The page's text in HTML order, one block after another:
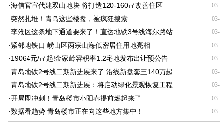
·海信官宣代建双山地块 将打造120-160㎡改善住区
· 突然扎堆！青岛这些楼盘，被疯狂搜索…
·李沧区这条地下通道要来了！直达地铁3号线海尔路站
· 紧邻地铁口 崂山区两宗山海低密居住用地亮相
· 19064元/㎡起!金家岭容积率1.2宅地发布出让预公告
·青岛地铁2号线二期新进展来了 沿线新盘套三140万起
·青岛地铁2号线二期新进展：将启动绿化景观恢复工程
·开局即冲刺！青岛楼市小阳春提前燃起来了
·数据看趋势 青岛楼市正在向这些地方集中！